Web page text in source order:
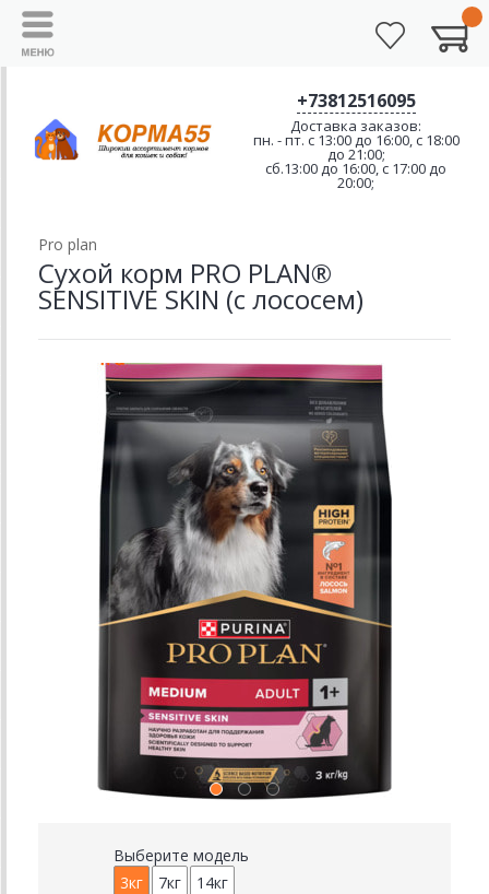
+73812516095
Доставка заказов:
пн. - пт. с 13:00 до 16:00, с 18:00
до 21:00;
сб.13:00 до 16:00, с 17:00 до
20:00;
Pro plan
Сухой корм PRO PLAN®
SENSITIVE SKIN (с лососем)
Выберите модель
3кг
7кг 14кг